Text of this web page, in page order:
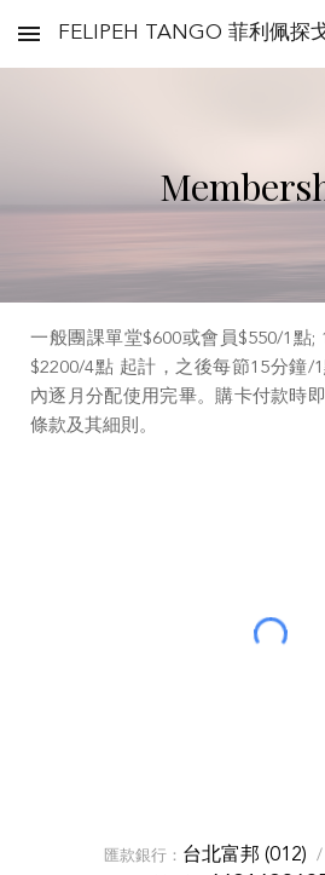
Skip to main content
一般團課單堂$600或會員$550/1點;
$2200/4點 起計，之後每節15分鐘/
內逐月分配使用完畢。購卡付款時
條款及其細則。
匯款銀行： 台北富邦 (012) /